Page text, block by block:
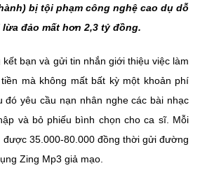
bị tội phạm công nghệ cao dụ dỗ
đảo mất hơn 2,3 tỷ đồng.
bạn và gửi tin nhắn giới thiệu việc làm
mà không mất bất kỳ một khoản phí
đó yêu cầu nạn nhân nghe các bài nhạc
và bỏ phiếu bình chọn cho ca sĩ. Mỗi
35.000-80.000 đồng thời gửi đường
Zing Mp3 giả mạo.